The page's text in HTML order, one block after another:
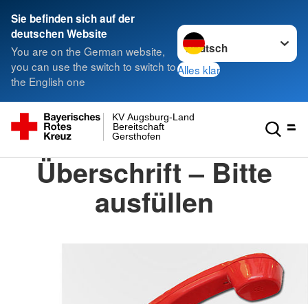
Sie befinden sich auf der
deutschen Website
You are on the German website,
you can use the switch to switch to
the English one
Sprache wechseln zu
Alles klar
Gersthofen
Bereitschaft
KV Augsburg-Land
Überschrift – Bitte
ausfüllen